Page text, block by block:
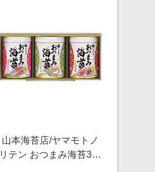
山本海苔店/ヤマモトノ
リテン おつまみ海苔3缶